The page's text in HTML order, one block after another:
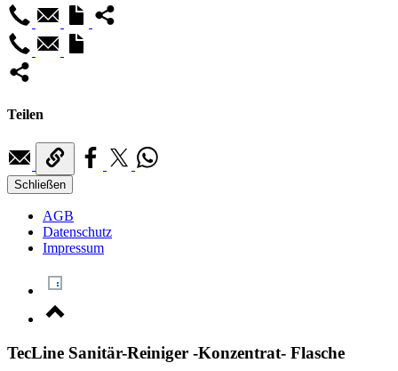
Teilen
Schließen
AGB
Datenschutz
Impressum
TecLine Sanitär-Reiniger -Konzentrat- Flasche